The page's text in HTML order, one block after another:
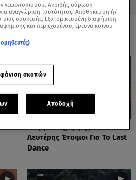
Ο
Φάρμα: Δημήτρης Και
Λευτέρης Έτοιμοι Για Το Last
Dance
γεωεντοπισμού. Ακριβής σάρωση
αναγνώριση ταυτότητας. Αποθήκευση ή/
συσκευής. Εξατομικευμένη διαφήμιση
και περιεχομένου, έρευνα κοινού
σκοπών
Αποδοχή